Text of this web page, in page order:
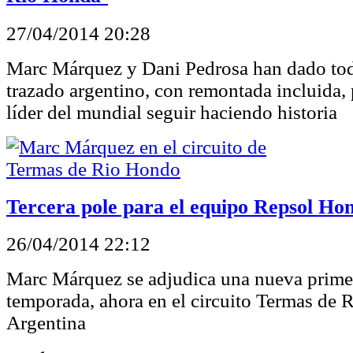
27/04/2014 20:28
Marc Márquez y Dani Pedrosa han dado
trazado argentino, con remontada
líder del mundial seguir haciendo historia
Tercera pole para el equipo Repsol
26/04/2014 22:12
Marc Márquez se adjudica una nueva
temporada, ahora en el circuito Termas de
Argentina